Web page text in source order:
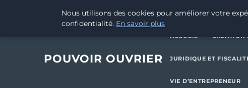
29 AOÛT 2025
POUVOIR OUVRIER
ACCUEIL CRÉATION
JURIDIQUE ET
VIE D’ENTREPRENEUR
Nous utilisons des cookies pour améliorer votre
confidentialité. En savoir plus